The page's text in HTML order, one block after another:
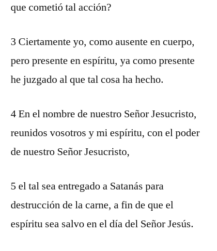
que cometió tal acción?
3 Ciertamente yo, como ausente en cuerpo,
pero presente en espíritu, ya como presente
he juzgado al que tal cosa ha hecho.
4 En el nombre de nuestro Señor Jesucristo,
reunidos vosotros y mi espíritu, con el poder
de nuestro Señor Jesucristo,
5 el tal sea entregado a Satanás para
destrucción de la carne, a fin de que el
espíritu sea salvo en el día del Señor Jesús.